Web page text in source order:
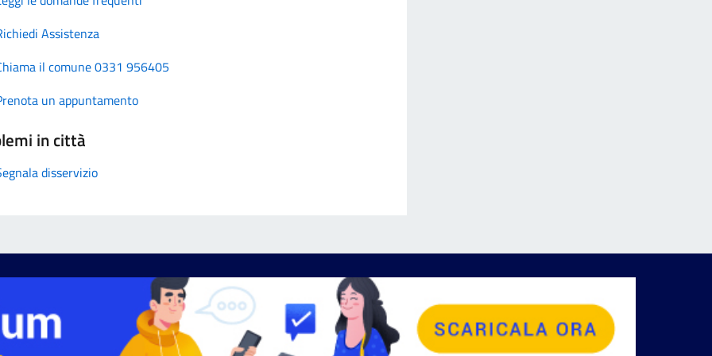
Assistenza
il comune 0331 956405
un appuntamento
in città
disservizio